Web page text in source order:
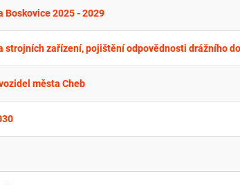
2025 - 2029
města Cheb